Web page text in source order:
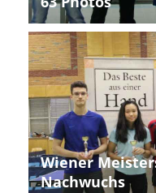
Wiener
Nachwuchs